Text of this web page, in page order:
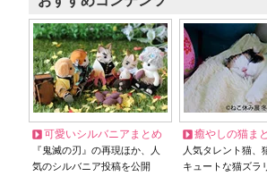
可愛いシルバニアまとめ
『鬼滅の刃』の再現ほか、人
気のシルバニア投稿を公開
癒やしの猫ま
人気タレント猫
キュートな猫ズラ